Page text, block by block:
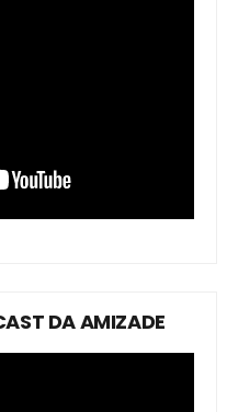
DA AMIZADE